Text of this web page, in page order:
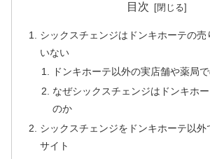
目次
シックスチェンジはドンキホーテの売
いない
ドンキホーテ以外の実店舗や薬局
なぜシックスチェンジはドンキホ
のか
シックスチェンジをドンキホーテ以外
サイト